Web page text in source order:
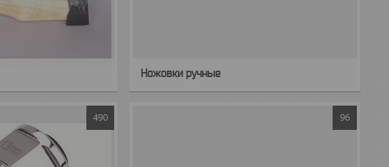
Ножовки ручные
490 96